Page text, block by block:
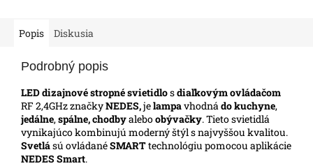
Popis Diskusia
Podrobný popis
LED dizajnové stropné svietidlosdiaľkovým ovládačom
RF 2,4GHz značkyNEDES,jelampavhodnádo kuchyne,
jedálne,spálne, chodbyaleboobývačky. Tieto svietidlá
vynikajúco kombinujú moderný štýl s najvyššou kvalitou.
Svetlású ovládanéSMARTtechnológiu pomocou aplikácie
NEDES Smart.